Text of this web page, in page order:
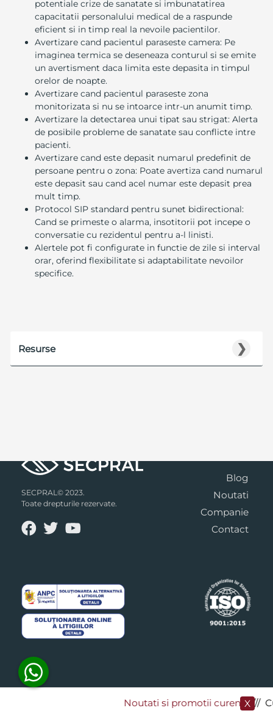
Noutati si promotii curente ​///
X
potentiale crize de sanatate si imbunatatirea
capacitatii personalului medical de a raspunde
eficient si in timp real la nevoile pacientilor.
Avertizare cand pacientul paraseste camera: Pe
imaginea termica se deseneaza conturul si se emite
un avertisment daca limita este depasita in timpul
orelor de noapte.
Avertizare cand pacientul paraseste zona
monitorizata si nu se intoarce intr-un anumit timp.
Avertizare la detectarea unui tipat sau strigat: Alerta
de posibile probleme de sanatate sau conflicte intre
pacienti.
Avertizare cand este depasit numarul predefinit de
persoane pentru o zona: Poate avertiza cand numarul
este depasit sau cand acel numar este depasit prea
mult timp.
Protocol SIP standard pentru sunet bidirectional:
Cand se primeste o alarma, insotitorii pot incepe o
conversatie cu rezidentul pentru a-l linisti.
Alertele pot fi configurate in functie de zile si interval
orar, oferind flexibilitate si adaptabilitate nevoilor
specifice.
❯
Resurse
SECPRAL© 2023.
Toate drepturile rezervate.
Blog
Noutati
Companie
Contact